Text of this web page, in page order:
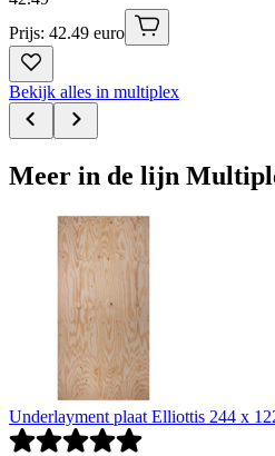
Prijs: 42.49 euro
Bekijk alles in multiplex
Meer in de lijn
Underlayment plaat Elliottis 244 x